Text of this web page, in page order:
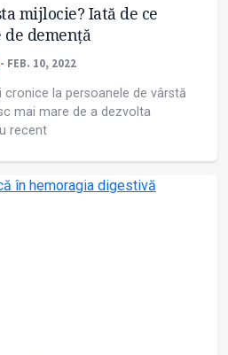
mijlocie? Iată de ce
demență
- FEB. 10, 2022
la persoanele de vârstă
mai mare de a dezvolta
recent